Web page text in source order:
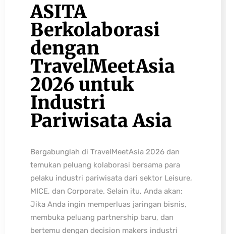
ASITA
Berkolaborasi
dengan
TravelMeetAsia
2026 untuk
Industri
Pariwisata Asia
Bergabunglah di TravelMeetAsia 2026 dan
temukan peluang kolaborasi bersama para
pelaku industri pariwisata dari sektor Leisure,
MICE, dan Corporate. Selain itu, Anda akan:
Jika Anda ingin memperluas jaringan bisnis,
membuka peluang partnership baru, dan
bertemu dengan decision makers industri